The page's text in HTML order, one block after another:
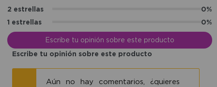
2 estrellas
0%
1 estrellas
0%
Escribe tu opinión sobre este producto
Escribe tu opinión sobre este producto
Aún no hay comentarios, ¿quieres